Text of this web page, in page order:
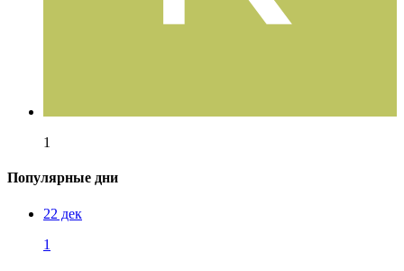
1
Популярные дни
22 дек
1